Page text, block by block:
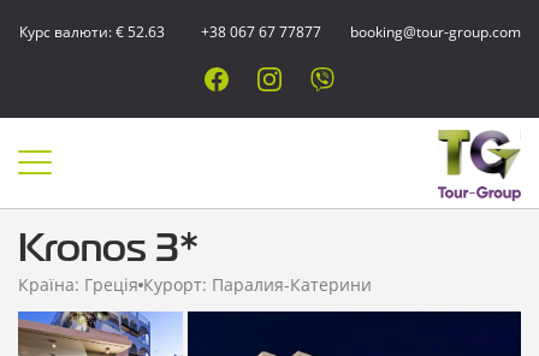
Курс валюти: € 52.63 +38 067 67 77877 booking@tour-group.com
Kronos 3*
Країна: Греція Курорт: Паралия-Катерини